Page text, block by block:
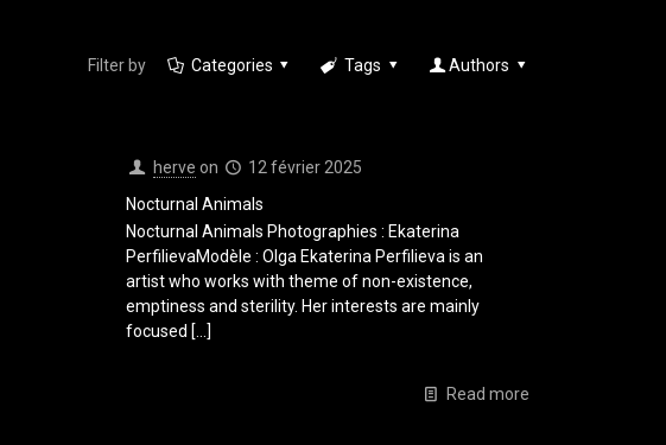
Filter by Categories Tags Authors
herve on
12 février 2025
Nocturnal Animals
Nocturnal Animals Photographies : Ekaterina
PerfilievaModèle : Olga Ekaterina Perfilieva is an
artist who works with theme of non-existence,
emptiness and sterility. Her interests are mainly
focused […]
Read more